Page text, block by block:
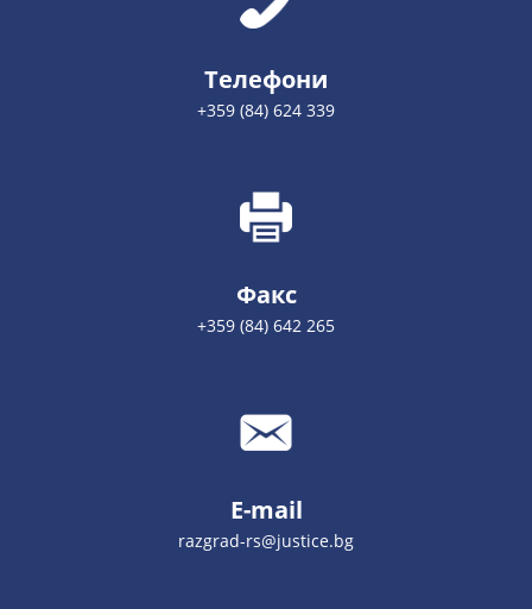
Телефони
+359 (84) 624 339
Факс
+359 (84) 642 265
E-mail
razgrad-rs@justice.bg